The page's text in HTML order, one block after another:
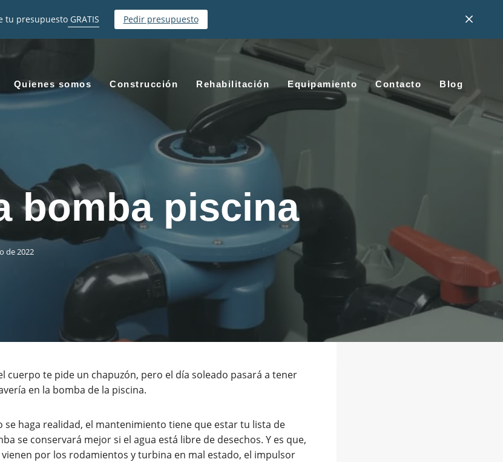
tu presupuestoGRATIS Pedir presupuesto
Quienes somos Construcción Rehabilitación Equipamiento Contacto Blog
bomba piscina
de 2022
cuerpo te pide un chapuzón, pero el día soleado pasará a tener
en la bomba de la piscina.
se haga realidad, el mantenimiento tiene que estar tu lista de
se conservará mejor si el agua está libre de desechos. Y es que,
por los rodamientos y turbina en mal estado, el impulsor